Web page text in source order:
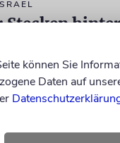
können Sie
Daten auf